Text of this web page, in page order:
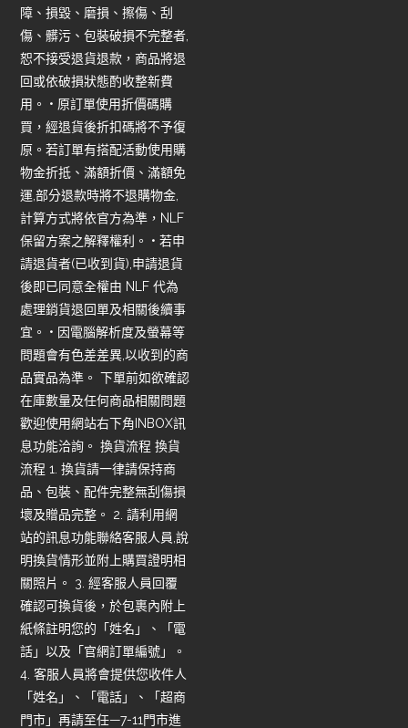
障、損毀、磨損、擦傷、刮
傷、髒污、包裝破損不完整者,
恕不接受退貨退款，商品將退
回或依破損狀態酌收整新費
用。 • 原訂單使用折價碼購
買，經退貨後折扣碼將不予復
原。若訂單有搭配活動使用購
物金折抵、滿額折價、滿額免
運,部分退款時將不退購物金,
計算方式將依官方為準，NLF
保留方案之解釋權利。 • 若申
請退貨者(已收到貨),申請退貨
後即已同意全權由 NLF 代為
處理銷貨退回單及相關後續事
宜。 • 因電腦解析度及螢幕等
問題會有色差差異,以收到的商
品實品為準。 下單前如欲確認
在庫數量及任何商品相關問題
歡迎使用網站右下角INBOX訊
息功能洽詢。 換貨流程 換貨
流程 1. 換貨請一律請保持商
品、包裝、配件完整無刮傷損
壞及贈品完整。 2. 請利用網
站的訊息功能聯絡客服人員,說
明換貨情形並附上購買證明相
關照片。 3. 經客服人員回覆
確認可換貨後，於包裹內附上
紙條註明您的「姓名」、「電
話」以及「官網訂單編號」。
4. 客服人員將會提供您收件人
「姓名」、「電話」、「超商
門市」再請至任—7-11門市進